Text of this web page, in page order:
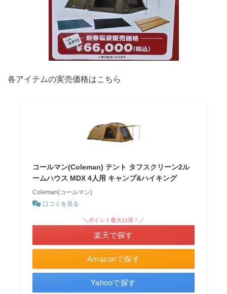
各アイテムの実売価格はこちら
コールマン(Coleman) テント タフスクリーン2ル
ームハウス MDX 4人用 キャンプ&ハイキング
Coleman(コールマン)
口コミを見る
Amazonで探す
＼ポイント最大11倍！／
楽天で探す
Yahooで探す